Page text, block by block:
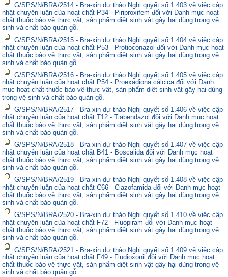
G/SPS/N/BRA/2514 - Bra-xin dự thảo Nghị quyết số 1.403 về việc cập
nhật chuyên luận của hoạt chất P34 - Piriproxifem đối với Danh mục hoạt
chất thuốc bảo vệ thực vật, sản phẩm diệt sinh vật gây hại dùng trong vệ
sinh và chất bảo quản gỗ.
G/SPS/N/BRA/2515 - Bra-xin dự thảo Nghị quyết số 1.404 về việc cập
nhật chuyên luận của hoạt chất P53 - Protioconazol đối với Danh mục hoạt
chất thuốc bảo vệ thực vật, sản phẩm diệt sinh vật gây hại dùng trong vệ
sinh và chất bảo quản gỗ.
G/SPS/N/BRA/2516 - Bra-xin dự thảo Nghị quyết số 1.405 về việc cập
nhật chuyên luận của hoạt chất P54 - Proexadiona cálcica đối với Danh
mục hoạt chất thuốc bảo vệ thực vật, sản phẩm diệt sinh vật gây hại dùng
trong vệ sinh và chất bảo quản gỗ.
G/SPS/N/BRA/2517 - Bra-xin dự thảo Nghị quyết số 1.406 về việc cập
nhật chuyên luận của hoạt chất T12 - Tiabendazol đối với Danh mục hoạt
chất thuốc bảo vệ thực vật, sản phẩm diệt sinh vật gây hại dùng trong vệ
sinh và chất bảo quản gỗ.
G/SPS/N/BRA/2518 - Bra-xin dự thảo Nghị quyết số 1.407 về việc cập
nhật chuyên luận của hoạt chất B41 - Boscalida đối với Danh mục hoạt
chất thuốc bảo vệ thực vật, sản phẩm diệt sinh vật gây hại dùng trong vệ
sinh và chất bảo quản gỗ.
G/SPS/N/BRA/2519 - Bra-xin dự thảo Nghị quyết số 1.408 về việc cập
nhật chuyên luận của hoạt chất C66 - Ciazofamida đối với Danh mục hoạt
chất thuốc bảo vệ thực vật, sản phẩm diệt sinh vật gây hại dùng trong vệ
sinh và chất bảo quản gỗ.
G/SPS/N/BRA/2520 - Bra-xin dự thảo Nghị quyết số 1.410 về việc cập
nhật chuyên luận của hoạt chất F72 - Fluopiram đối với Danh mục hoạt
chất thuốc bảo vệ thực vật, sản phẩm diệt sinh vật gây hại dùng trong vệ
sinh và chất bảo quản gỗ.
G/SPS/N/BRA/2521 - Bra-xin dự thảo Nghị quyết số 1.409 về việc cập
nhật chuyên luận của hoạt chất F49 - Fludioxonil đối với Danh mục hoạt
chất thuốc bảo vệ thực vật, sản phẩm diệt sinh vật gây hại dùng trong vệ
sinh và chất bảo quản gỗ.